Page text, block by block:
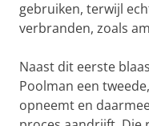
gebruiken, terwijl
verbranden, zoals
Naast dit eerste
Poolman een
opneemt en